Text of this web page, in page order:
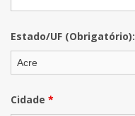
Estado/UF (Obrigatório):
Cidade *